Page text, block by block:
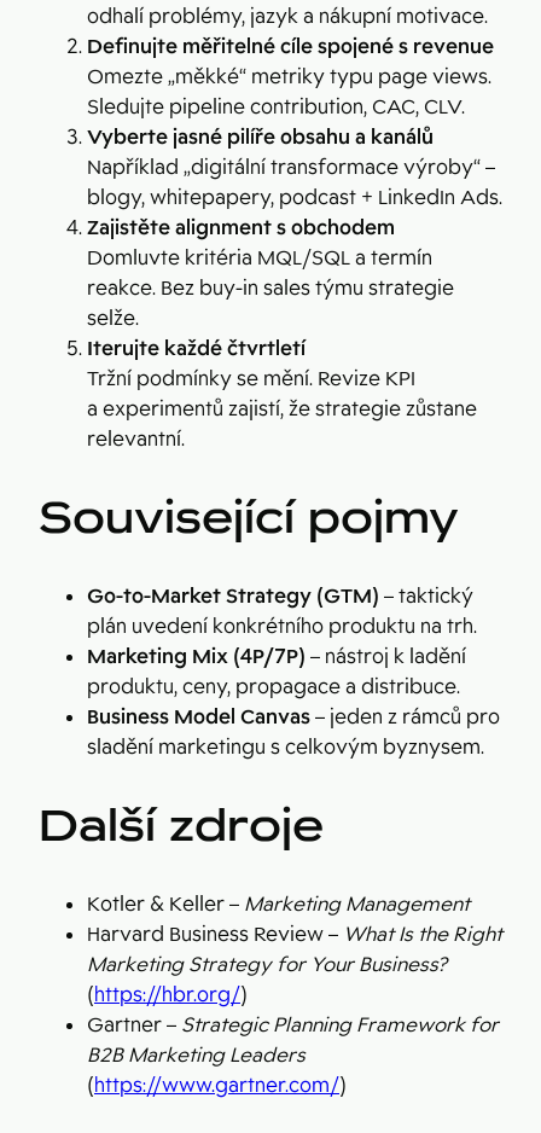
odhalí problémy, jazyk a nákupní motivace.
Definujte měřitelné cíle spojené s revenue
Omezte „měkké“ metriky typu page views.
Sledujte pipeline contribution, CAC, CLV.
Vyberte jasné pilíře obsahu a kanálů
Například „digitální transformace výroby“ –
blogy, whitepapery, podcast + LinkedIn Ads.
Zajistěte alignment s obchodem
Domluvte kritéria MQL/SQL a termín
reakce. Bez buy-in sales týmu strategie
selže.
Iterujte každé čtvrtletí
Tržní podmínky se mění. Revize KPI
a experimentů zajistí, že strategie zůstane
relevantní.
Související pojmy
Go-to-Market Strategy (GTM) – taktický
plán uvedení konkrétního produktu na trh.
Marketing Mix (4P/7P) – nástroj k ladění
produktu, ceny, propagace a distribuce.
Business Model Canvas– jeden z rámců pro
sladění marketingu s celkovým byznysem.
Další zdroje
Kotler & Keller – Marketing Management
Harvard Business Review – What Is the Right
Marketing Strategy for Your Business?
(https://hbr.org/)
Gartner – Strategic Planning Framework for
B2B Marketing Leaders
(https://www.gartner.com/)